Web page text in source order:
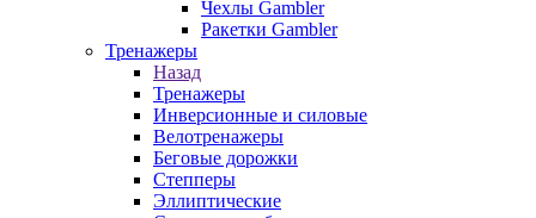
Чехлы Gambler
Ракетки Gambler
Тренажеры
Назад
Тренажеры
Инверсионные и силовые
Велотренажеры
Беговые дорожки
Степперы
Эллиптические